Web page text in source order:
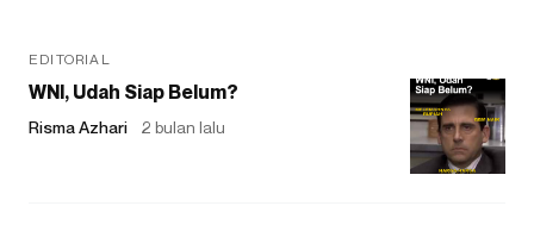
EDITORIAL
WNI, Udah Siap Belum?
Risma Azhari 2 bulan lalu